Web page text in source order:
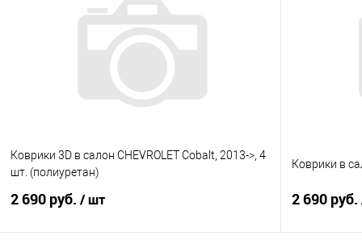
Купить в 1 клик
Сравнение
Под заказ
Купить в
Коврики 3D в салон CHEVROLET Cobalt, 2013->, 4
шт. (полиуретан)
2 690 руб. / шт
Коврики в
2 690 руб.